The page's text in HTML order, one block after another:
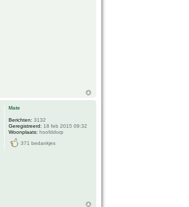
Mate
Berichten: 3132
Geregistreerd: 18 feb 2015 09:32
Woonplaats: hoofddorp
371 bedankjes